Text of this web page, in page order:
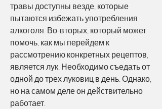
травы доступны везде, которые
пытаются избежать употребления
алкоголя. Во-вторых, который может
помочь, как мы перейдем к
рассмотрению конкретных рецептов,
является лук. Необходимо съедать от
одной до трех луковиц в день. Однако,
но на самом деле он действительно
работает.